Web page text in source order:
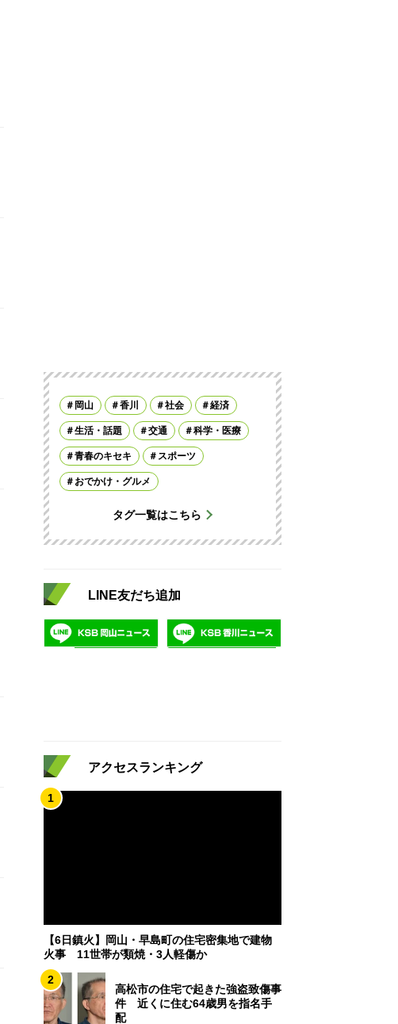
岡山 香川 社会 経済
生活・話題 交通 科学・医療
青春のキセキ スポーツ
おでかけ・グルメ
タグ一覧はこちら
LINE友だち追加
アクセスランキング
1
【6日鎮火】岡山・早島町の住宅密集地で建物
火事 11世帯が類焼・3人軽傷か
2
高松市の住宅で起きた強盗致傷事
件 近くに住む64歳男を指名手
配